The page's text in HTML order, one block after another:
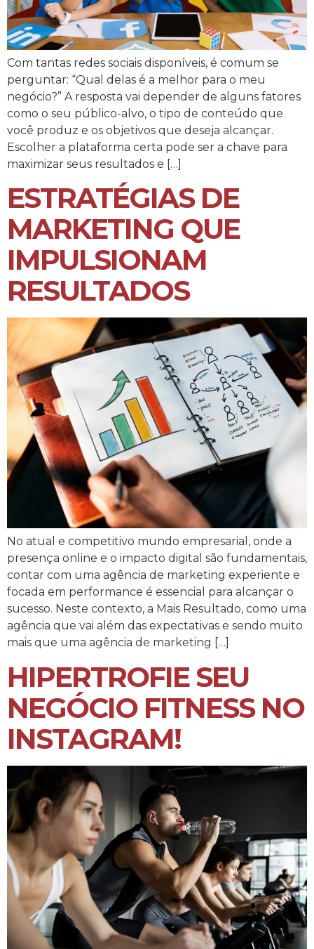
Com tantas redes sociais disponíveis, é comum se
perguntar: “Qual delas é a melhor para o meu
negócio?” A resposta vai depender de alguns fatores
como o seu público-alvo, o tipo de conteúdo que
você produz e os objetivos que deseja alcançar.
Escolher a plataforma certa pode ser a chave para
maximizar seus resultados e […]
ESTRATÉGIAS DE
MARKETING QUE
IMPULSIONAM
RESULTADOS
No atual e competitivo mundo empresarial, onde a
presença online e o impacto digital são fundamentais,
contar com uma agência de marketing experiente e
focada em performance é essencial para alcançar o
sucesso. Neste contexto, a Mais Resultado, como uma
agência que vai além das expectativas e sendo muito
mais que uma agência de marketing […]
HIPERTROFIE SEU
NEGÓCIO FITNESS NO
INSTAGRAM!